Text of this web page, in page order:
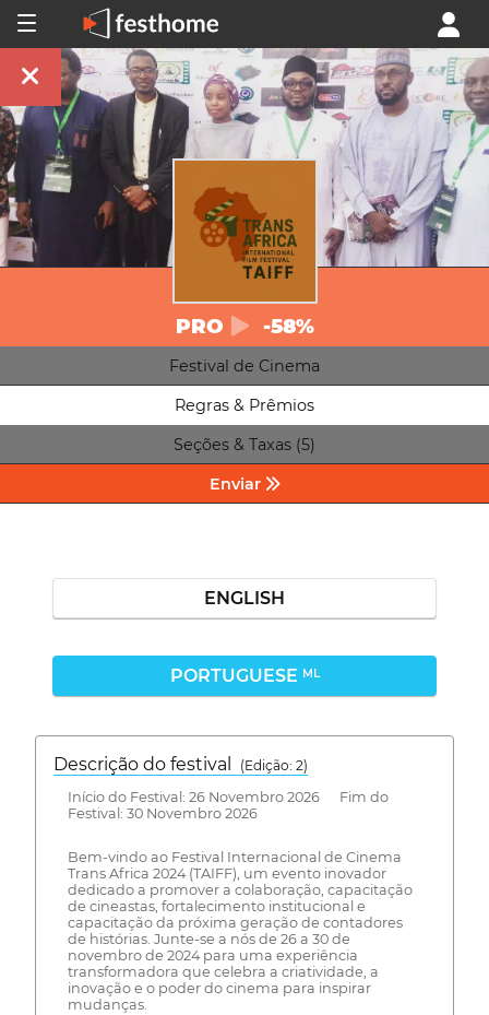
PRO -58%
Festival de Cinema
Regras & Prêmios
Seções & Taxas (5)
Enviar
ENGLISH
PORTUGUESE ML
Descrição do festival
(Edição: 2)
Início do Festival: 26 Novembro 2026 Fim do
Festival: 30 Novembro 2026
Bem-vindo ao Festival Internacional de Cinema
Trans Africa 2024 (TAIFF), um evento inovador
dedicado a promover a colaboração, capacitação
de cineastas, fortalecimento institucional e
capacitação da próxima geração de contadores
de histórias. Junte-se a nós de 26 a 30 de
novembro de 2024 para uma experiência
transformadora que celebra a criatividade, a
inovação e o poder do cinema para inspirar
mudanças.